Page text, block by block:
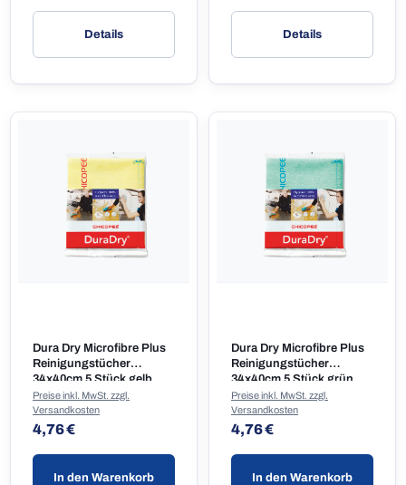
Details Details
Dura Dry Microfibre Plus
Reinigungstücher
34x40cm 5 Stück gelb
Regulärer Preis:
4,76 €
Preise inkl. MwSt. zzgl.
Versandkosten
In den Warenkorb
Dura Dry Microfibre Plus
Reinigungstücher
34x40cm 5 Stück grün
Regulärer Preis:
4,76 €
Preise inkl. MwSt. zzgl.
Versandkosten
In den Warenkorb